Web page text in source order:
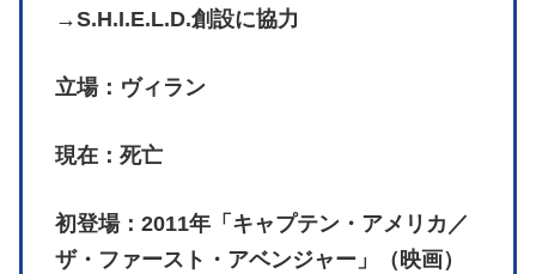
→S.H.I.E.L.D.創設に協力
立場：ヴィラン
現在：死亡
初登場：2011年「キャプテン・アメリカ／
ザ・ファースト・アベンジャー」（映画）